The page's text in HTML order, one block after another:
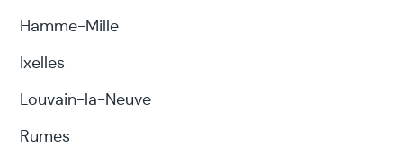
Hamme-Mille
Ixelles
Louvain-la-Neuve
Rumes